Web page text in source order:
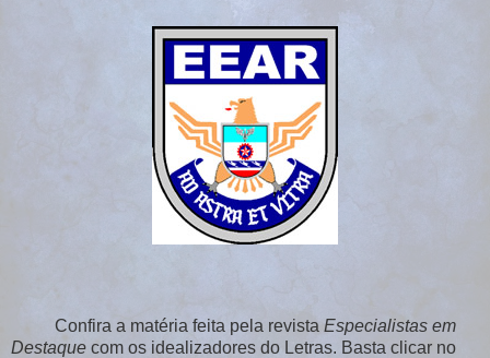
Confira a matéria feita pela revista Especialistas em
Destaque com os idealizadores do Letras. Basta clicar no